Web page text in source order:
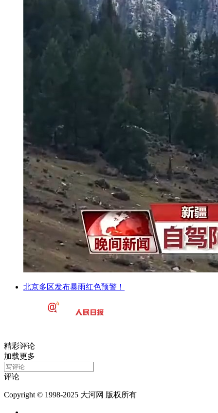
北京多区发布暴雨红色预警！
精彩评论
加载更多
评论
Copyright © 1998-2025 大河网 版权所有